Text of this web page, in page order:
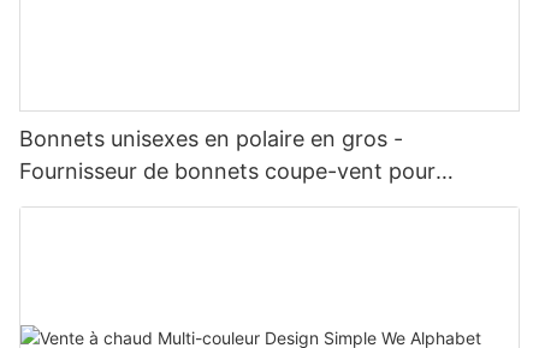
Bonnets unisexes en polaire en gros -
Fournisseur de bonnets coupe-vent pour
activités de plein air